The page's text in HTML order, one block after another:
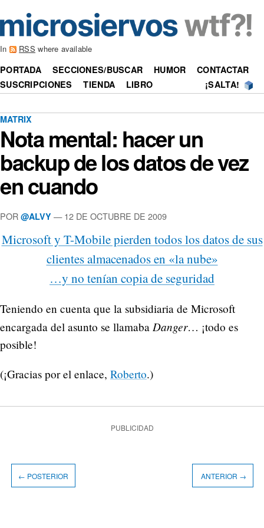
In RSS where available
PORTADA SECCIONES/BUSCAR HUMOR
CONTACTAR
SUSCRIPCIONES
TIENDA LIBRO ¡SALTA!
MATRIX
Nota mental: hacer un
backup de los datos de vez
en cuando
POR @ALVY —12 DE OCTUBRE DE 2009
Microsoft y T-Mobile pierden todos los datos de sus
clientes almacenados en «la nube»
…y no tenían copia de seguridad
Teniendo en cuenta que la subsidiaria de Microsoft
encargada del asunto se llamaba Danger… ¡todo es
posible!
(¡Gracias por el enlace, Roberto.)
PUBLICIDAD
← POSTERIOR ANTERIOR →